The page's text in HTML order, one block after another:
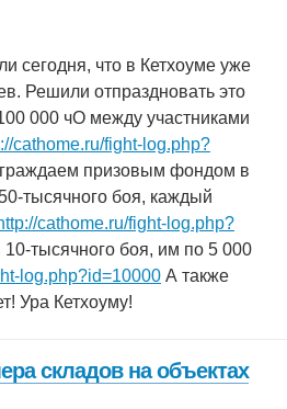
сегодня, что в Кетхоуме уже
Решили отпраздновать это
000 чО между участниками
cathome.ru/fight-log.php?
призовым фондом в
тысячного боя, каждый
cathome.ru/fight-log.php?
10-тысячного боя, им по 5 000
log.php?id=10000 А также
Ура Кетхоуму!
складов на объектах